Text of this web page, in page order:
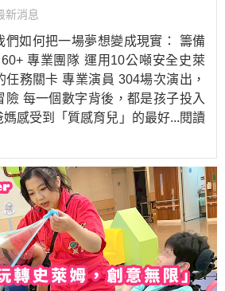
新消息
們如何把一場夢想變成現實： 籌備
專業團隊 運用10公噸安全史萊
務關卡 專業演員 304場次演出，
險 每一個數字背後，都是孩子投入
感受到「質感育兒」的最好...閱讀